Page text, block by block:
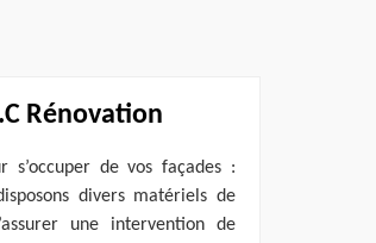
Rénovation
s’occuper de vos façades :
divers matériels de
une intervention de